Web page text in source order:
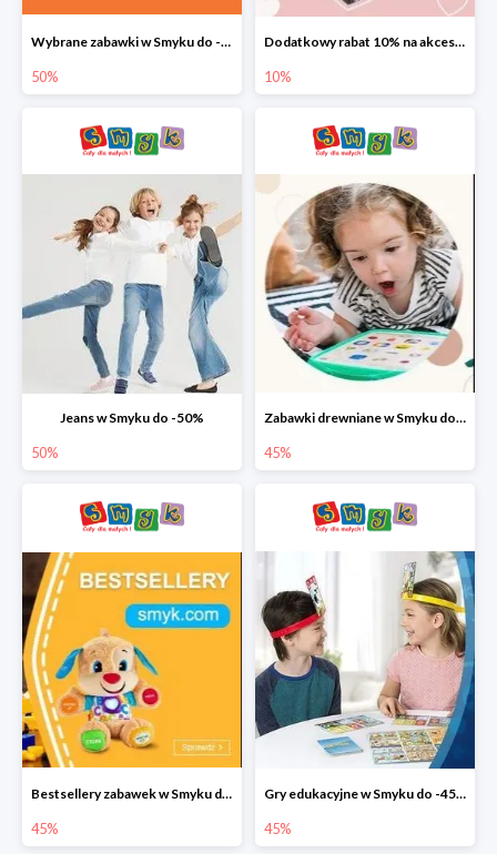
Wybrane zabawki w Smyku do -50%
50%
Dodatkowy rabat 10% na akcesoria dziecięce
10%
Jeans w Smyku do -50%
50%
Zabawki drewniane w Smyku do -45%
45%
Bestsellery zabawek w Smyku do -45%
45%
Gry edukacyjne w Smyku do -45%
45%